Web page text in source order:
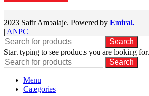
2023 Safir Ambalaje. Powered by Emiral.
| ANPC
Search
Start typing to see products you are looking for.
Search
Menu
Categories